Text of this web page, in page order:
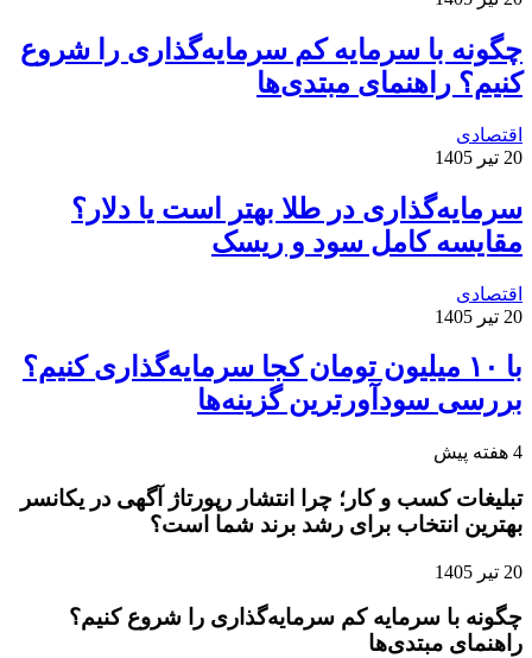
چگونه با سرمایه کم سرمایه‌گذاری را شروع
کنیم؟ راهنمای مبتدی‌ها
اقتصادی
20 تیر 1405
سرمایه‌گذاری در طلا بهتر است یا دلار؟
مقایسه کامل سود و ریسک
اقتصادی
20 تیر 1405
با ۱۰ میلیون تومان کجا سرمایه‌گذاری کنیم؟
بررسی سودآورترین گزینه‌ها
4 هفته پیش
تبلیغات کسب و کار؛ چرا انتشار رپورتاژ آگهی در یکانسر
بهترین انتخاب برای رشد برند شما است؟
20 تیر 1405
چگونه با سرمایه کم سرمایه‌گذاری را شروع کنیم؟
راهنمای مبتدی‌ها